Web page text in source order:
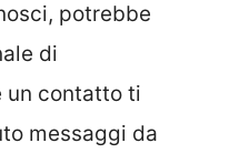
potrebbe
di
un contatto ti
messaggi da